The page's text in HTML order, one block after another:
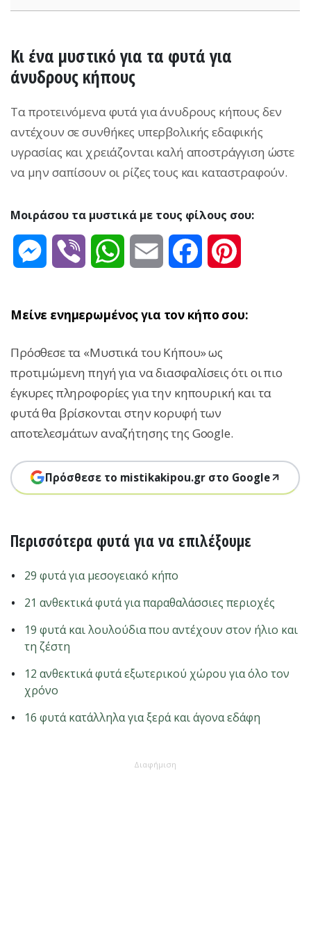
Κι ένα μυστικό για τα φυτά για
άνυδρους κήπους
Τα προτεινόμενα φυτά για άνυδρους κήπους δεν
αντέχουν σε συνθήκες υπερβολικής εδαφικής
υγρασίας και χρειάζονται καλή αποστράγγιση ώστε
να μην σαπίσουν οι ρίζες τους και καταστραφούν.
Μοιράσου τα μυστικά με τους φίλους σου:
Messenger
Viber WhatsAppEmail Facebook
Μείνε ενημερωμένος για τον κήπο σου:
Πρόσθεσε τα «Μυστικά του Κήπου» ως
προτιμώμενη πηγή για να διασφαλίσεις ότι οι πιο
έγκυρες πληροφορίες για την κηπουρική και τα
φυτά θα βρίσκονται στην κορυφή των
αποτελεσμάτων αναζήτησης της Google.
Πρόσθεσε το mistikakipou.gr στο Google
Περισσότερα φυτά για να επιλέξουμε
29 φυτά για μεσογειακό κήπο
21 ανθεκτικά φυτά για παραθαλάσσιες περιοχές
19 φυτά και λουλούδια που αντέχουν στον ήλιο και
τη ζέστη
12 ανθεκτικά φυτά εξωτερικού χώρου για όλο τον
χρόνο
16 φυτά κατάλληλα για ξερά και άγονα εδάφη
Διαφήμιση